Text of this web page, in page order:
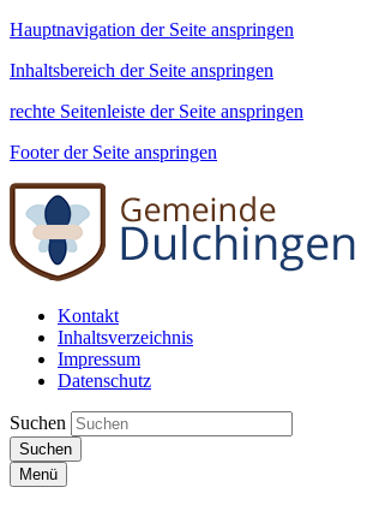
Hauptnavigation der Seite anspringen
Inhaltsbereich der Seite anspringen
rechte Seitenleiste der Seite anspringen
Footer der Seite anspringen
Kontakt
Inhaltsverzeichnis
Impressum
Datenschutz
Suchen
Suchen
Menü